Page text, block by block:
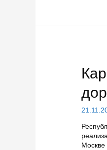
Москве